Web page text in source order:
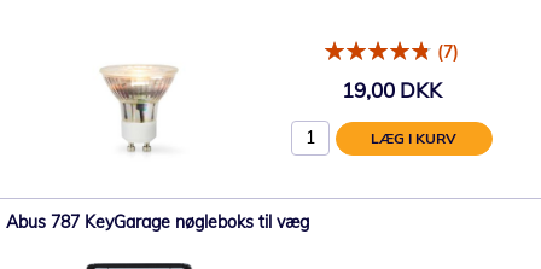
(7)
19,00 DKK
LÆG I KURV
Abus 787 KeyGarage nøgleboks til væg